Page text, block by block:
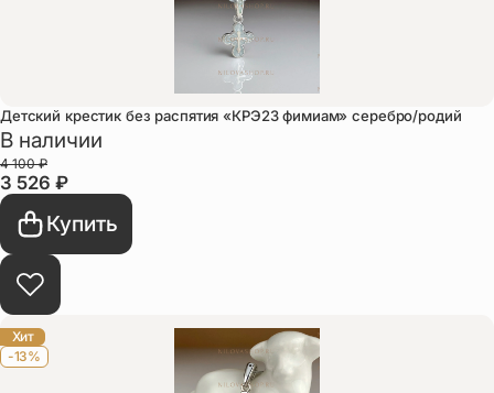
Детский крестик без распятия «КРЭ23 фимиам» серебро/родий
В наличии
3 526 ₽
4 100₽
Купить
Хит
-13%